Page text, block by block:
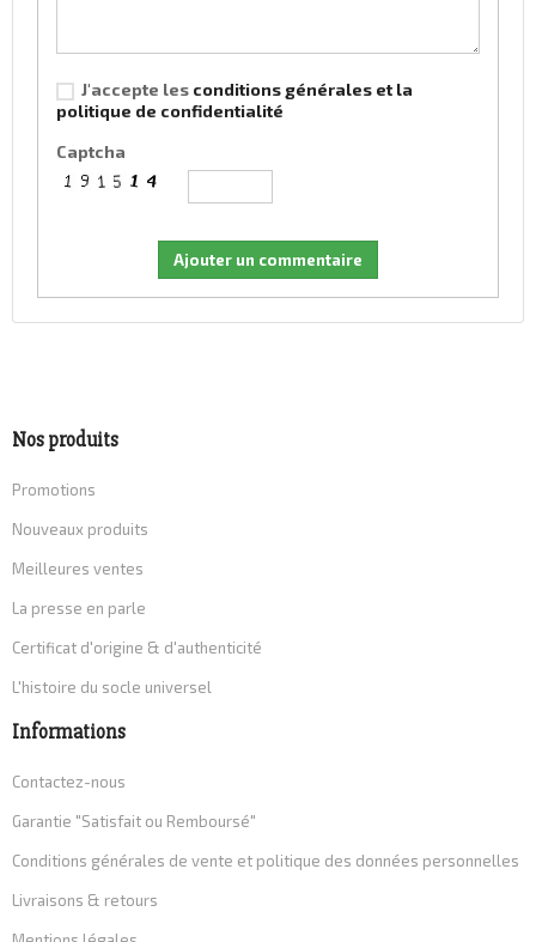
J'accepte les conditions générales et la
politique de confidentialité
Captcha
Nos produits
Promotions
Nouveaux produits
Meilleures ventes
La presse en parle
Certificat d'origine & d'authenticité
L'histoire du socle universel
Informations
Contactez-nous
Garantie "Satisfait ou Remboursé"
Conditions générales de vente et politique des données personnelles
Livraisons & retours